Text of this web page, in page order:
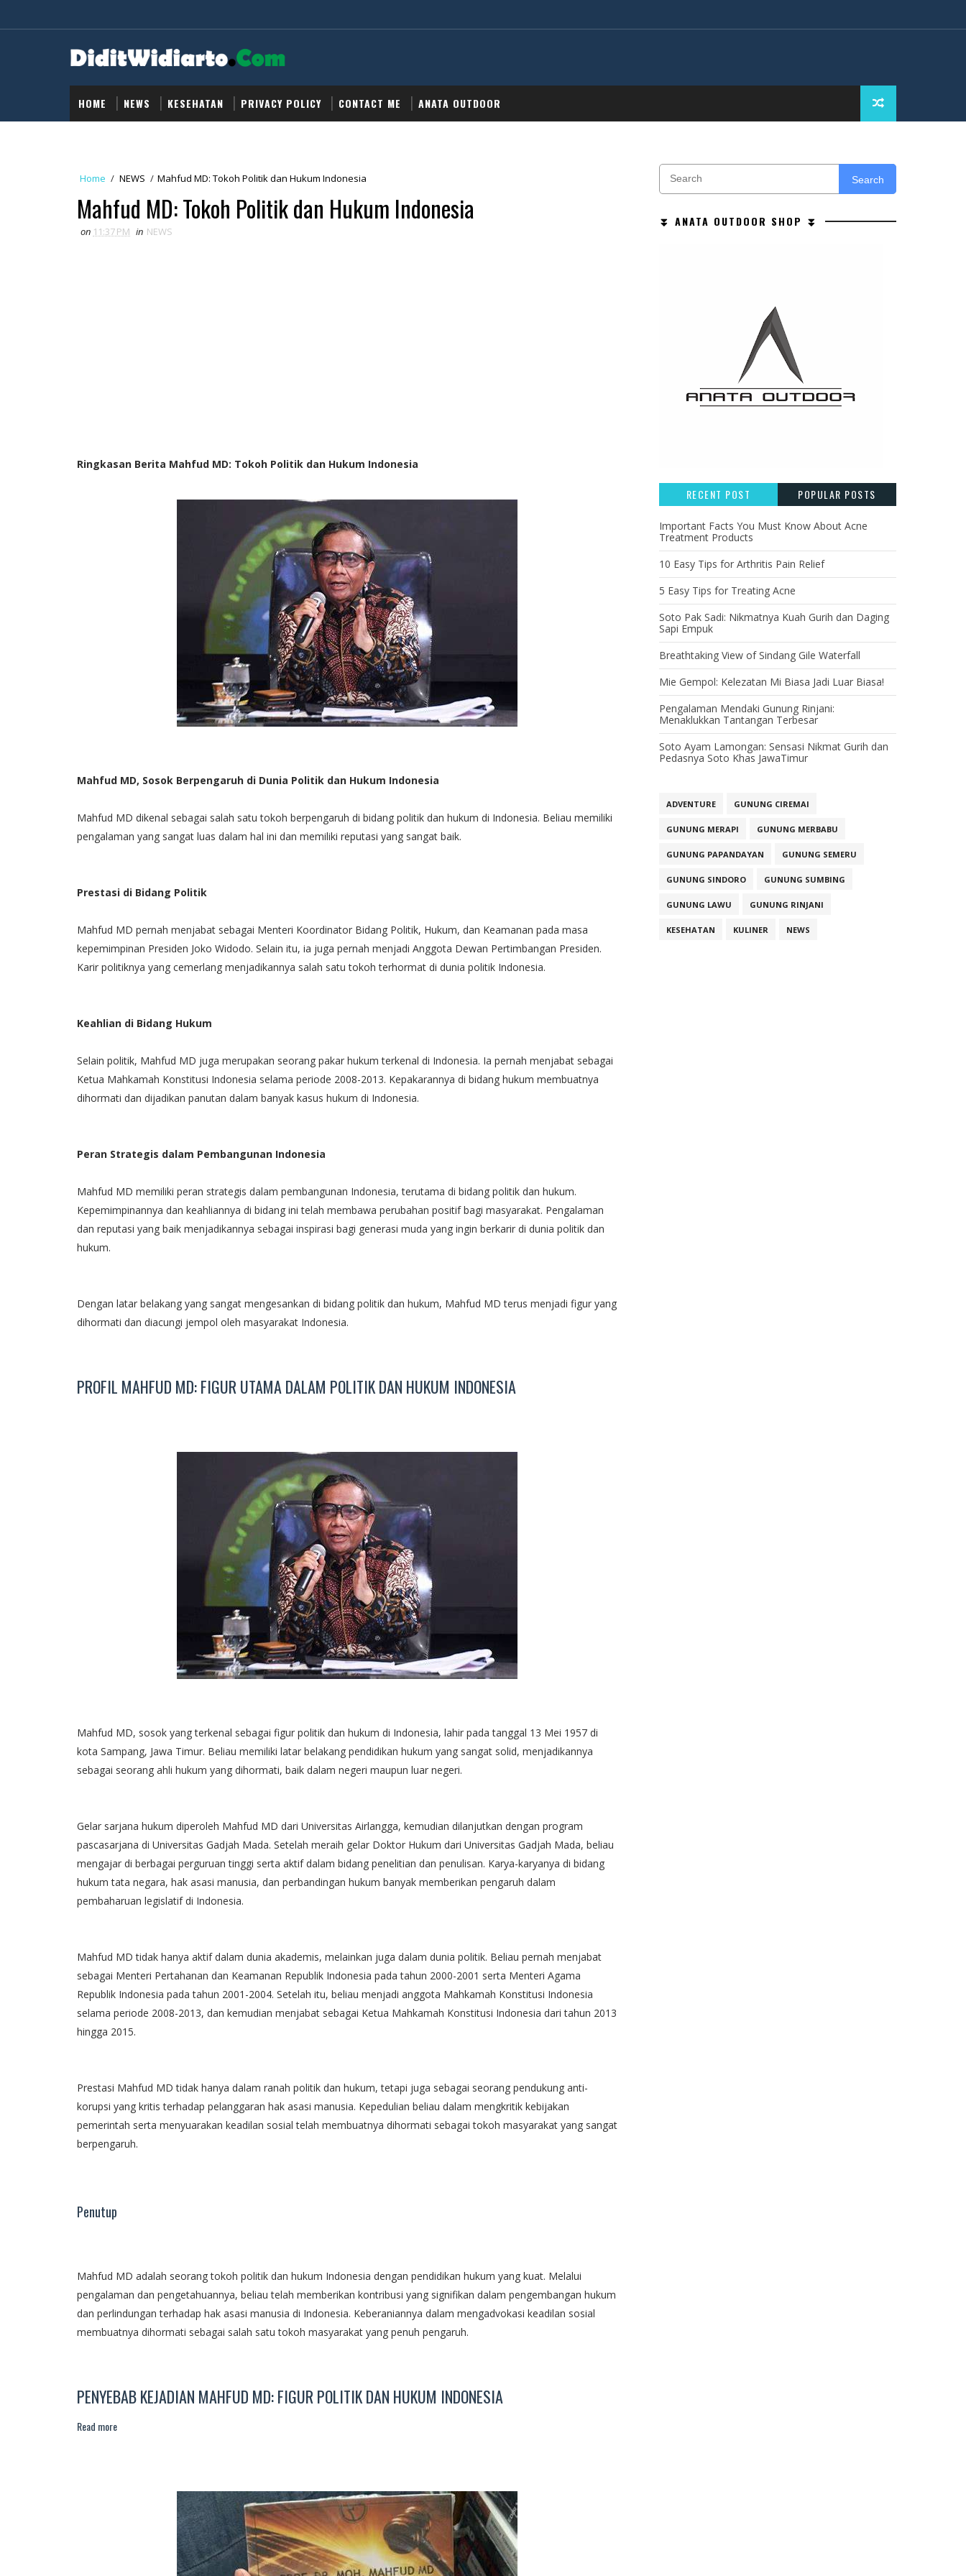
HOME NEWS KESEHATAN PRIVACY POLICY CONTACT ME ANATA OUTDOOR
Home / NEWS / Mahfud MD: Tokoh Politik dan Hukum Indonesia
Mahfud MD: Tokoh Politik dan Hukum Indonesia
on 11:37 PM in NEWS
Ringkasan Berita Mahfud MD: Tokoh Politik dan Hukum Indonesia
Mahfud MD, Sosok Berpengaruh di Dunia Politik dan Hukum Indonesia
Mahfud MD dikenal sebagai salah satu tokoh berpengaruh di bidang politik dan hukum di Indonesia. Beliau memiliki
pengalaman yang sangat luas dalam hal ini dan memiliki reputasi yang sangat baik.
Prestasi di Bidang Politik
Mahfud MD pernah menjabat sebagai Menteri Koordinator Bidang Politik, Hukum, dan Keamanan pada masa
kepemimpinan Presiden Joko Widodo. Selain itu, ia juga pernah menjadi Anggota Dewan Pertimbangan Presiden.
Karir politiknya yang cemerlang menjadikannya salah satu tokoh terhormat di dunia politik Indonesia.
Keahlian di Bidang Hukum
Selain politik, Mahfud MD juga merupakan seorang pakar hukum terkenal di Indonesia. Ia pernah menjabat sebagai
Ketua Mahkamah Konstitusi Indonesia selama periode 2008-2013. Kepakarannya di bidang hukum membuatnya
dihormati dan dijadikan panutan dalam banyak kasus hukum di Indonesia.
Peran Strategis dalam Pembangunan Indonesia
Mahfud MD memiliki peran strategis dalam pembangunan Indonesia, terutama di bidang politik dan hukum.
Kepemimpinannya dan keahliannya di bidang ini telah membawa perubahan positif bagi masyarakat. Pengalaman
dan reputasi yang baik menjadikannya sebagai inspirasi bagi generasi muda yang ingin berkarir di dunia politik dan
hukum.
Dengan latar belakang yang sangat mengesankan di bidang politik dan hukum, Mahfud MD terus menjadi figur yang
dihormati dan diacungi jempol oleh masyarakat Indonesia.
PROFIL MAHFUD MD: FIGUR UTAMA DALAM POLITIK DAN HUKUM INDONESIA
Mahfud MD, sosok yang terkenal sebagai figur politik dan hukum di Indonesia, lahir pada tanggal 13 Mei 1957 di
kota Sampang, Jawa Timur. Beliau memiliki latar belakang pendidikan hukum yang sangat solid, menjadikannya
sebagai seorang ahli hukum yang dihormati, baik dalam negeri maupun luar negeri.
Gelar sarjana hukum diperoleh Mahfud MD dari Universitas Airlangga, kemudian dilanjutkan dengan program
pascasarjana di Universitas Gadjah Mada. Setelah meraih gelar Doktor Hukum dari Universitas Gadjah Mada, beliau
mengajar di berbagai perguruan tinggi serta aktif dalam bidang penelitian dan penulisan. Karya-karyanya di bidang
hukum tata negara, hak asasi manusia, dan perbandingan hukum banyak memberikan pengaruh dalam
pembaharuan legislatif di Indonesia.
Mahfud MD tidak hanya aktif dalam dunia akademis, melainkan juga dalam dunia politik. Beliau pernah menjabat
sebagai Menteri Pertahanan dan Keamanan Republik Indonesia pada tahun 2000-2001 serta Menteri Agama
Republik Indonesia pada tahun 2001-2004. Setelah itu, beliau menjadi anggota Mahkamah Konstitusi Indonesia
selama periode 2008-2013, dan kemudian menjabat sebagai Ketua Mahkamah Konstitusi Indonesia dari tahun 2013
hingga 2015.
Prestasi Mahfud MD tidak hanya dalam ranah politik dan hukum, tetapi juga sebagai seorang pendukung anti-
korupsi yang kritis terhadap pelanggaran hak asasi manusia. Kepedulian beliau dalam mengkritik kebijakan
pemerintah serta menyuarakan keadilan sosial telah membuatnya dihormati sebagai tokoh masyarakat yang sangat
berpengaruh.
Penutup
Mahfud MD adalah seorang tokoh politik dan hukum Indonesia dengan pendidikan hukum yang kuat. Melalui
pengalaman dan pengetahuannya, beliau telah memberikan kontribusi yang signifikan dalam pengembangan hukum
dan perlindungan terhadap hak asasi manusia di Indonesia. Keberaniannya dalam mengadvokasi keadilan sosial
membuatnya dihormati sebagai salah satu tokoh masyarakat yang penuh pengaruh.
PENYEBAB KEJADIAN MAHFUD MD: FIGUR POLITIK DAN HUKUM INDONESIA
Read more
Search
⏬ ANATA OUTDOOR SHOP ⏬
RECENT POST POPULAR POSTS
Important Facts You Must Know About Acne
Treatment Products
10 Easy Tips for Arthritis Pain Relief
5 Easy Tips for Treating Acne
Soto Pak Sadi: Nikmatnya Kuah Gurih dan Daging
Sapi Empuk
Breathtaking View of Sindang Gile Waterfall
Mie Gempol: Kelezatan Mi Biasa Jadi Luar Biasa!
Pengalaman Mendaki Gunung Rinjani:
Menaklukkan Tantangan Terbesar
Soto Ayam Lamongan: Sensasi Nikmat Gurih dan
Pedasnya Soto Khas JawaTimur
ADVENTURE GUNUNG CIREMAI
GUNUNG MERAPI GUNUNG MERBABU
GUNUNG PAPANDAYAN GUNUNG SEMERU
GUNUNG SINDORO GUNUNG SUMBING
GUNUNG LAWU GUNUNG RINJANI
KESEHATAN KULINER NEWS